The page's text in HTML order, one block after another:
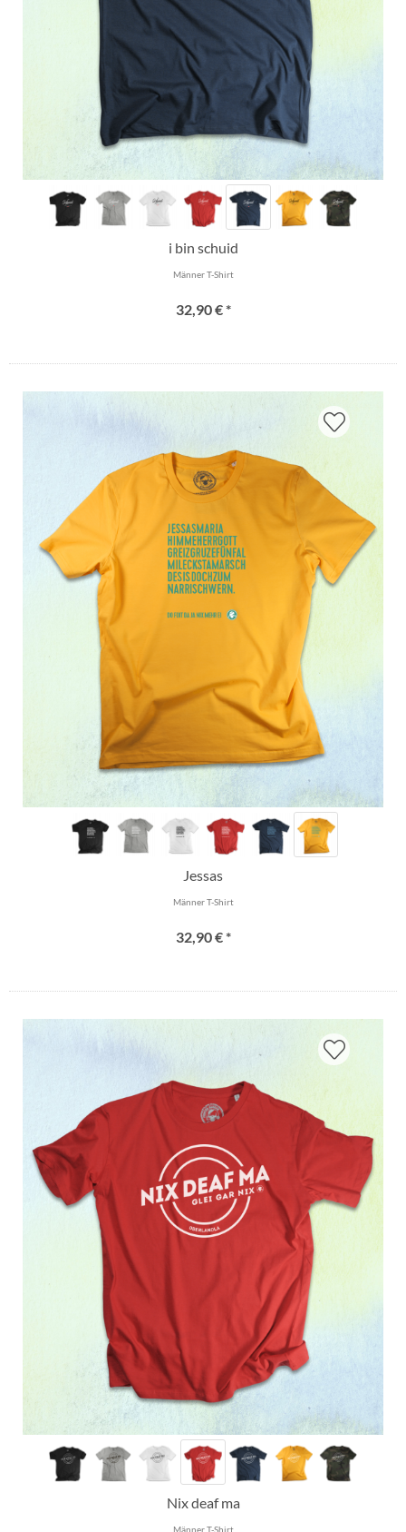
i bin schuid
Männer T-Shirt
32,90 € *
Jessas
Männer T-Shirt
32,90 € *
Nix deaf ma
Männer T-Shirt